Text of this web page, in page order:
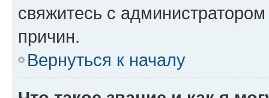
свяжитесь с
причин.
Вернуться к началу